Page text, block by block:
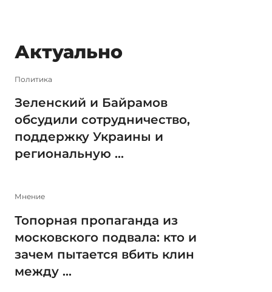
Актуально
Политика
Зеленский и Байрамов
обсудили сотрудничество,
поддержку Украины и
региональную ...
Мнение
Топорная пропаганда из
московского подвала: кто и
зачем пытается вбить клин
между ...